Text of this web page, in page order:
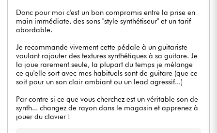
Donc pour moi c'est un bon compromis entre la prise en
main immédiate, des sons "style synthétiseur" et un tarif
abordable.
Je recommande vivement cette pédale à un guitariste
voulant rajouter des textures synthétiques à sa guitare. Je
la joue rarement seule, la plupart du temps je mélange
ce qu'elle sort avec mes habituels sont de guitare (que ce
soit pour un son clair ambiant ou un lead agressif...)
Par contre si ce que vous cherchez est un véritable son de
synth... changez de rayon dans le magasin et apprenez à
jouer du clavier !